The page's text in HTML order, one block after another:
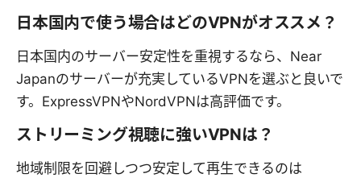
日本国内で使う場合はどのVPNがオススメ？
日本国内のサーバー安定性を重視するなら、Near
Japanのサーバーが充実しているVPNを選ぶと良いで
す。ExpressVPNやNordVPNは高評価です。
ストリーミング視聴に強いVPNは？
地域制限を回避しつつ安定して再生できるのは